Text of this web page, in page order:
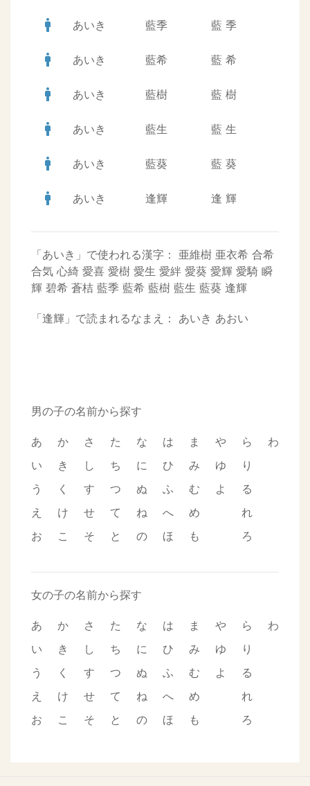
man あいき 藍季 藍 季
man あいき 藍希 藍 希
man あいき 藍樹 藍 樹
man あいき 藍生 藍 生
man あいき 藍葵 藍 葵
man あいき 逢輝 逢 輝
「あいき」で使われる漢字： 亜維樹 亜衣希 合希
合気 心綺 愛喜 愛樹 愛生 愛絆 愛葵 愛輝 愛騎 瞬
輝 碧希 蒼桔 藍季 藍希 藍樹 藍生 藍葵 逢輝
「逢輝」で読まれるなまえ： あいき あおい
男の子の名前から探す
あ
い
う
え
お
か
き
く
け
こ
さ
し
す
せ
そ
た
ち
つ
て
と
な
に
ぬ
ね
の
は
ひ
ふ
へ
ほ
ま
み
む
め
も
や
ゆ
よ
ら
り
る
れ
ろ
わ
女の子の名前から探す
あ
い
う
え
お
か
き
く
け
こ
さ
し
す
せ
そ
た
ち
つ
て
と
な
に
ぬ
ね
の
は
ひ
ふ
へ
ほ
ま
み
む
め
も
や
ゆ
よ
ら
り
る
れ
ろ
わ